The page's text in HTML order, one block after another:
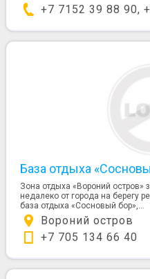
+7 7152 39 88 90,
База отдыха
Зона отдыха «Вороний
недалеко от города на берегу
база отдыха «Сосновый бор»,...
Вороний остров
+7 705 134 66 40